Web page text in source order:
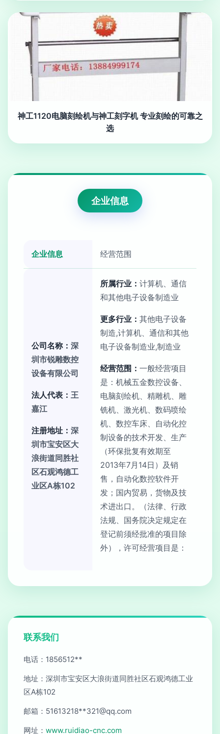
神工1120电脑刻绘机与神工刻字机 专业刻绘的可靠之
选
企业信息
企业信息 经营范围
公司名称： 深
圳市锐雕数控
设备有限公司
法人代表： 王
嘉江
注册地址： 深
圳市宝安区大
浪街道同胜社
区石观鸿德工
业区A栋102
所属行业： 计算机、通信
和其他电子设备制造业
更多行业： 其他电子设备
制造,计算机、通信和其他
电子设备制造业,制造业
经营范围： 一般经营项目
是：机械五金数控设备、
电脑刻绘机、精雕机、雕
铣机、激光机、数码喷绘
机、数控车床、自动化控
制设备的技术开发、生产
（环保批复有效期至
2013年7月14日）及销
售，自动化数控软件开
发；国内贸易，货物及技
术进出口。（法律、行政
法规、国务院决定规定在
登记前须经批准的项目除
外），许可经营项目是：
联系我们
电话：1856512**
地址：深圳市宝安区大浪街道同胜社区石观鸿德工业
区A栋102
邮箱：51613218**321@qq.com
网址： www.ruidiao-cnc.com